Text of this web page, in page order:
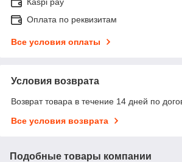
Оплата по реквизитам
Все условия оплаты
Условия возврата
Возврат товара в течение 14 дней по
Все условия возврата
Подобные товары компании